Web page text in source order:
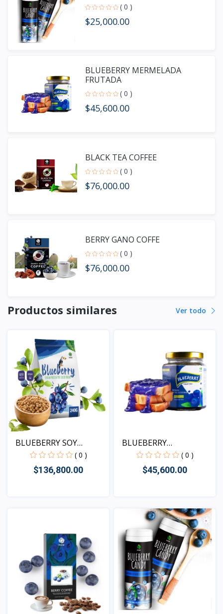
( 0 )
$25,000.00
BLUEBERRY MERMELADA
FRUTADA
( 0 )
$45,600.00
BLACK TEA COFFEE
( 0 )
$76,000.00
BERRY GANO COFFE
( 0 )
$76,000.00
Productos similares Ver todo
BLUEBERRY SOY
PROTEIN P...
( 0 )
$136,800.00
BLUEBERRY
MERMELADA FRU...
( 0 )
$45,600.00
Vista